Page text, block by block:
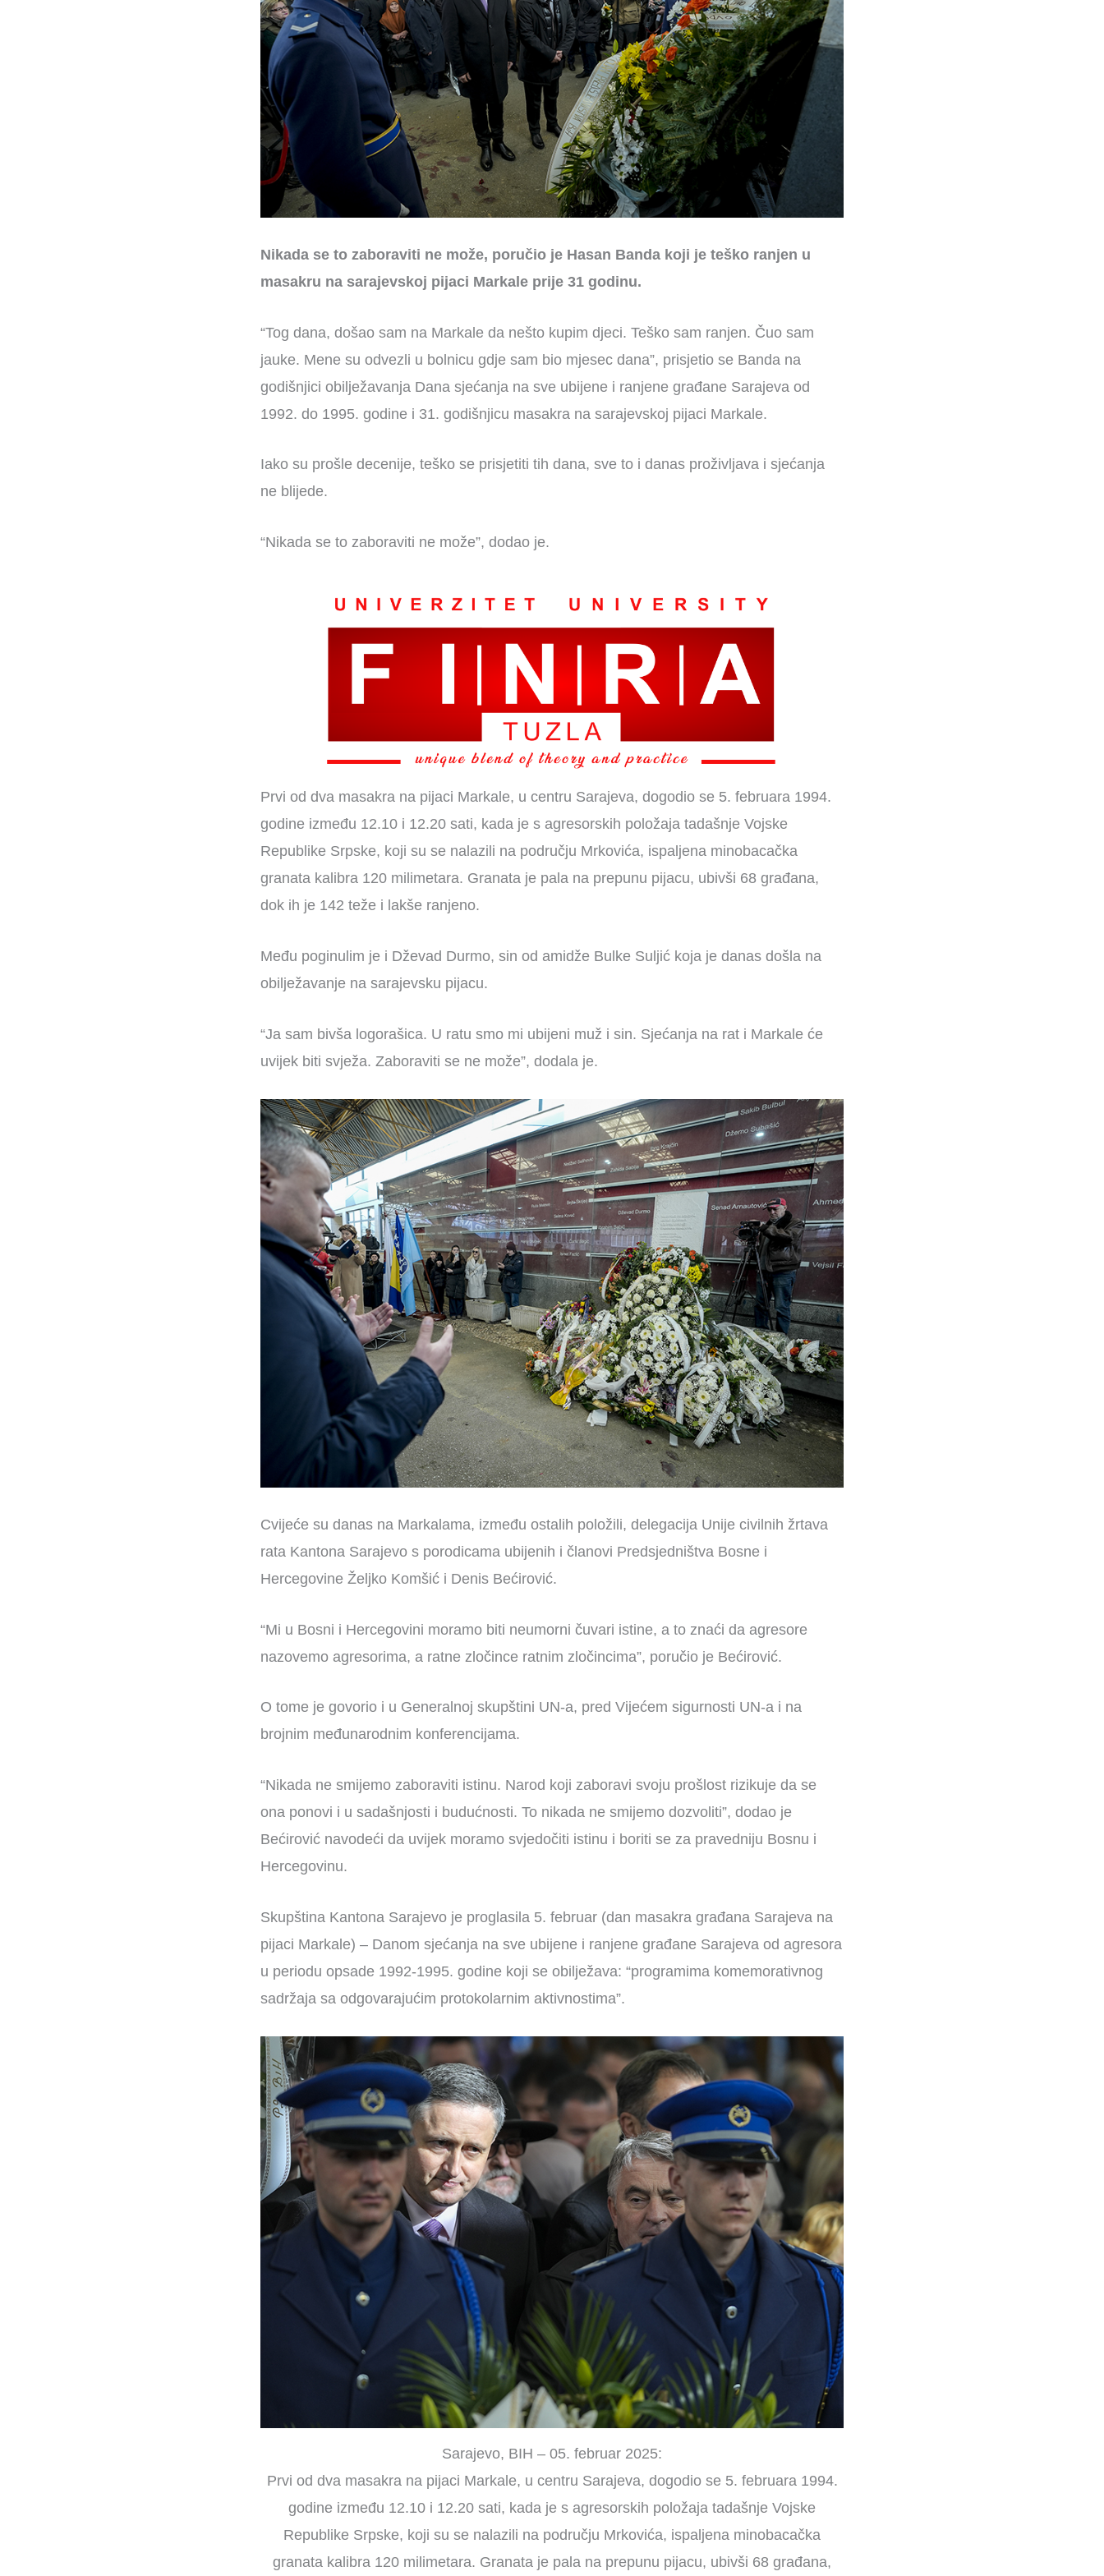
Nikada se to zaboraviti ne može, poručio je Hasan Banda koji je teško ranjen u
masakru na sarajevskoj pijaci Markale prije 31 godinu.
“Tog dana, došao sam na Markale da nešto kupim djeci. Teško sam ranjen. Čuo sam
jauke. Mene su odvezli u bolnicu gdje sam bio mjesec dana”, prisjetio se Banda na
godišnjici obilježavanja Dana sjećanja na sve ubijene i ranjene građane Sarajeva od
1992. do 1995. godine i 31. godišnjicu masakra na sarajevskoj pijaci Markale.
Iako su prošle decenije, teško se prisjetiti tih dana, sve to i danas proživljava i sjećanja
ne blijede.
“Nikada se to zaboraviti ne može”, dodao je.
Prvi od dva masakra na pijaci Markale, u centru Sarajeva, dogodio se 5. februara 1994.
godine između 12.10 i 12.20 sati, kada je s agresorskih položaja tadašnje Vojske
Republike Srpske, koji su se nalazili na području Mrkovića, ispaljena minobacačka
granata kalibra 120 milimetara. Granata je pala na prepunu pijacu, ubivši 68 građana,
dok ih je 142 teže i lakše ranjeno.
Među poginulim je i Dževad Durmo, sin od amidže Bulke Suljić koja je danas došla na
obilježavanje na sarajevsku pijacu.
“Ja sam bivša logorašica. U ratu smo mi ubijeni muž i sin. Sjećanja na rat i Markale će
uvijek biti svježa. Zaboraviti se ne može”, dodala je.
Cvijeće su danas na Markalama, između ostalih položili, delegacija Unije civilnih žrtava
rata Kantona Sarajevo s porodicama ubijenih i članovi Predsjedništva Bosne i
Hercegovine Željko Komšić i Denis Bećirović.
“Mi u Bosni i Hercegovini moramo biti neumorni čuvari istine, a to znaći da agresore
nazovemo agresorima, a ratne zločince ratnim zločincima”, poručio je Bećirović.
O tome je govorio i u Generalnoj skupštini UN-a, pred Vijećem sigurnosti UN-a i na
brojnim međunarodnim konferencijama.
“Nikada ne smijemo zaboraviti istinu. Narod koji zaboravi svoju prošlost rizikuje da se
ona ponovi i u sadašnjosti i budućnosti. To nikada ne smijemo dozvoliti”, dodao je
Bećirović navodeći da uvijek moramo svjedočiti istinu i boriti se za pravedniju Bosnu i
Hercegovinu.
Skupština Kantona Sarajevo je proglasila 5. februar (dan masakra građana Sarajeva na
pijaci Markale) – Danom sjećanja na sve ubijene i ranjene građane Sarajeva od agresora
u periodu opsade 1992-1995. godine koji se obilježava: “programima komemorativnog
sadržaja sa odgovarajućim protokolarnim aktivnostima”.
Sarajevo, BIH – 05. februar 2025:
Prvi od dva masakra na pijaci Markale, u centru Sarajeva, dogodio se 5. februara 1994.
godine između 12.10 i 12.20 sati, kada je s agresorskih položaja tadašnje Vojske
Republike Srpske, koji su se nalazili na području Mrkovića, ispaljena minobacačka
granata kalibra 120 milimetara. Granata je pala na prepunu pijacu, ubivši 68 građana,